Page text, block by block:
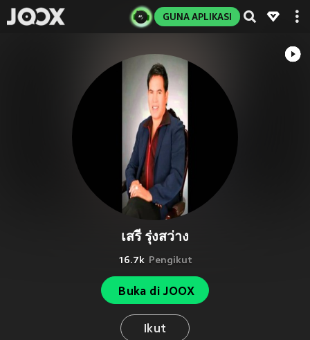
GUNA APLIKASI
เสรี รุ่งสว่าง
16.7k Pengikut
Buka di JOOX
Ikut